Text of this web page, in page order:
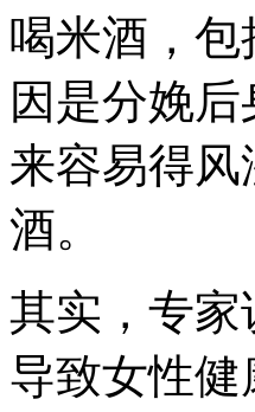
喝米酒，
因是分娩
来容易得
酒。
其实，专
导致女性